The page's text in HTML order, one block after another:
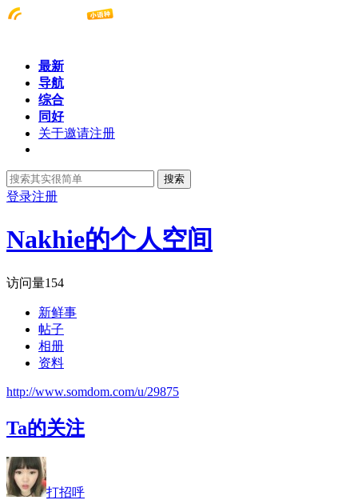
最新
导航
综合
同好
关于邀请注册
搜索
登录注册
Nakhie的个人空间
访问量154
新鲜事
帖子
相册
资料
http://www.somdom.com/u/29875
Ta的关注
打招呼